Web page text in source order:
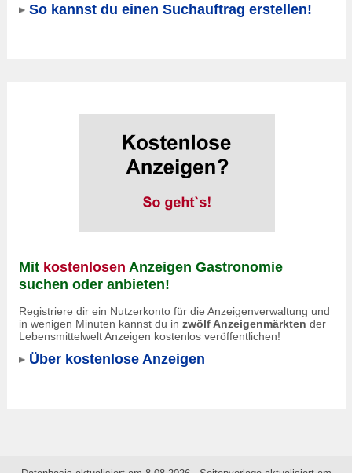
So kannst du einen Suchauftrag erstellen!
Mit kostenlosen Anzeigen Gastronomie
suchen oder anbieten!
Registriere dir ein Nutzerkonto für die Anzeigenverwaltung und
in wenigen Minuten kannst du in zwölf Anzeigenmärkten der
Lebensmittelwelt Anzeigen kostenlos veröffentlichen!
Über kostenlose Anzeigen